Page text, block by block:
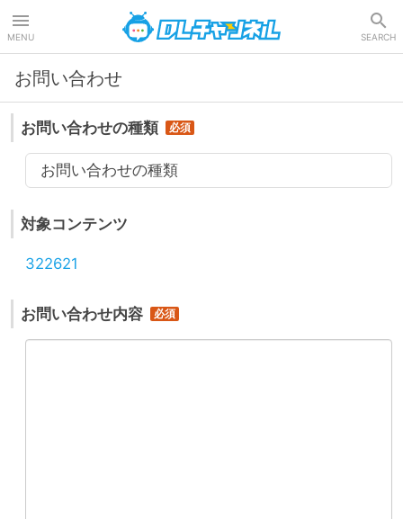
MENU SEARCH
お問い合わせ
お問い合わせの種類
お問い合わせの種類
対象コンテンツ
322621
お問い合わせ内容